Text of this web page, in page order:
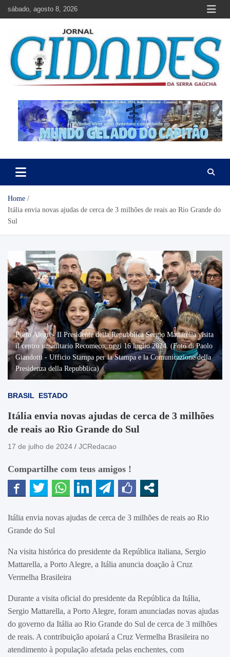
sábado, agosto 8, 2026
Jornal Cidades da Serra Gaúcha
Home
Itália envia novas ajudas de cerca de 3 milhões de reais ao Rio Grande do
Sul
Porto Alegre- Il Presidente della Repubblica Sergio Mattarella visita
il centro umanitario Recomeco, oggi 16 luglio 2024. (Foto di Paolo
Giandotti - Ufficio Stampa per la Stampa e la Comunicazione della
Presidenza della Repubblica)
BRASIL ESTADO
Itália envia novas ajudas de cerca de 3 milhões
de reais ao Rio Grande do Sul
17 de julho de 2024 JCRedacao
Compartilhe com teus amigos !
Itália envia novas ajudas de cerca de 3 milhões de reais ao Rio
Grande do Sul
Na visita histórica do presidente da República italiana, Sergio
Mattarella, a Porto Alegre, a Itália anuncia doação à Cruz
Vermelha Brasileira
Durante a visita oficial do presidente da República da Itália,
Sergio Mattarella, a Porto Alegre, foram anunciadas novas ajudas
do governo da Itália ao Rio Grande do Sul de cerca de 3 milhões
de reais. A contribuição apoiará a Cruz Vermelha Brasileira no
atendimento à população afetada pelas enchentes, com